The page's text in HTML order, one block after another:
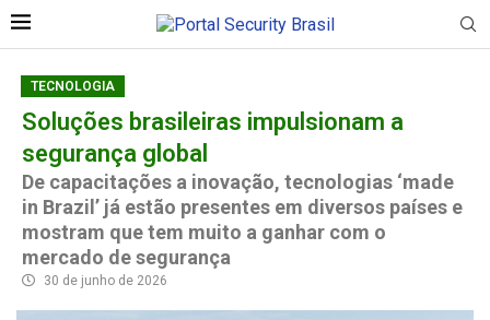
TECNOLOGIA
Soluções brasileiras impulsionam a
segurança global
De capacitações a inovação, tecnologias ‘made
in Brazil’ já estão presentes em diversos países e
mostram que tem muito a ganhar com o
mercado de segurança
30 de junho de 2026